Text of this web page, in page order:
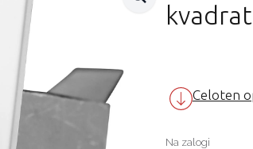
Celoten
Na zalogi